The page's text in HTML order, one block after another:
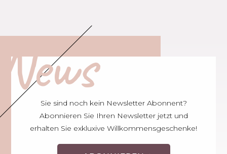
Sie sind noch kein Newsletter Abonnent?
Abonnieren Sie Ihren Newsletter jetzt und
erhalten Sie exkluxive Willkommensgeschenke!